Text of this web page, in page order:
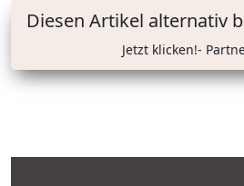
Diesen Artikel alternativ
Jetzt klicken!-